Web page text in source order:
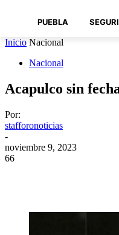
PUEBLA
Inicio Nacional
Nacional
Acapulco sin
Por:
stafforonoticias
-
noviembre 9, 2023
66